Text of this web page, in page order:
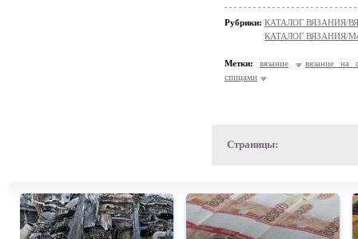
Рубрики: КАТАЛОГ ВЯЗАНИЯ/
КАТАЛОГ ВЯЗАНИЯ/
Метки: вязание
вязание на
спицами
Страницы: